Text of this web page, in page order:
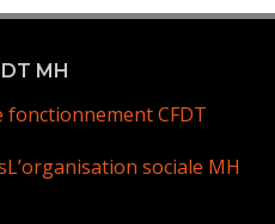
MH
fonctionnement CFDT
L’organisation sociale MH